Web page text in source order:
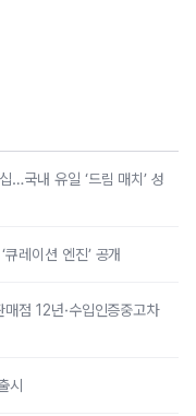
…국내 유일 ‘드림 매치’ 성
레이션 엔진’ 공개
점 12년·수입인증중고차
시